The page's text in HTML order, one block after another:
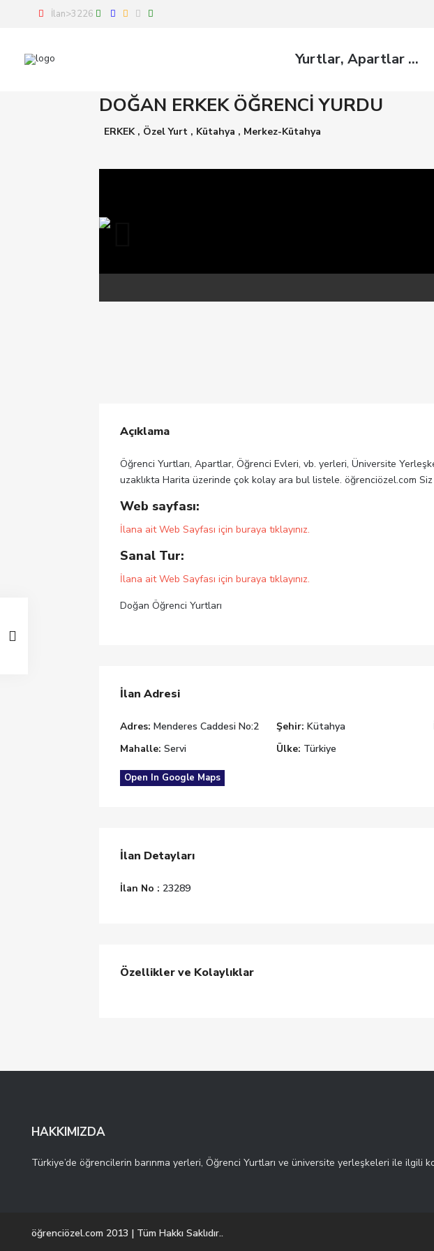
İlan>3226
Yurtlar, Apartlar …
DOĞAN ERKEK ÖĞRENCİ YURDU
ERKEK, Özel Yurt , Kütahya , Merkez-Kütahya
Açıklama
Öğrenci Yurtları, Apartlar, Öğrenci Evleri, vb. yerleri, Üniversite
uzaklıkta Harita üzerinde çok kolay ara bul listele. öğrenciözel.com
Web sayfası:
İlana ait Web Sayfası için buraya tıklayınız.
Sanal Tur:
İlana ait Web Sayfası için buraya tıklayınız.
Doğan Öğrenci Yurtları
İlan Adresi
Adres: Menderes Caddesi No:2 Şehir: Kütahya
Mahalle: Servi Ülke: Türkiye
Open In Google Maps
İlan Detayları
İlan No : 23289
Özellikler ve Kolaylıklar
HAKKIMIZDA
Türkiye’de öğrencilerin barınma yerleri, Öğrenci Yurtları ve üniversite yerleşkeleri ile ilgili
öğrenciözel.com 2013 | Tüm Hakkı Saklıdır..